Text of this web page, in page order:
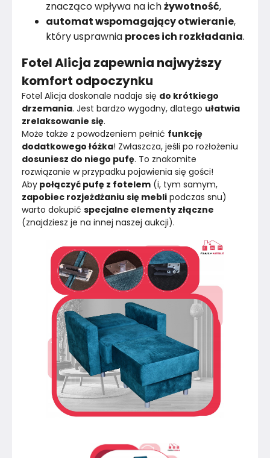
znacząco wpływa na ichżywotność,
automat wspomagający otwieranie,
który usprawnia proces ich rozkładania.
Fotel Alicja zapewnia najwyższy
komfort odpoczynku
Fotel Alicja doskonale nadaje się do krótkiego
drzemania. Jest bardzo wygodny, dlatego ułatwia
zrelaksowanie się.
Może także z powodzeniem pełnić funkcję
dodatkowego łóżka! Zwłaszcza, jeśli po rozłożeniu
dosuniesz do niego pufę. To znakomite
rozwiązanie w przypadku pojawienia się gości!
Aby połączyć pufę z fotelem (i, tym samym,
zapobiec rozjeżdżaniu się mebli podczas snu)
warto dokupić specjalne elementy złączne
(znajdziesz je na innej naszej aukcji).